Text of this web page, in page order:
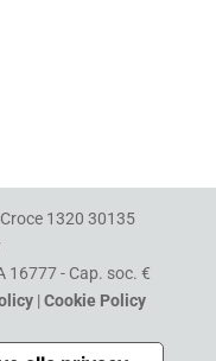
1320 30135
16777 - Cap. soc. €
|Cookie Policy